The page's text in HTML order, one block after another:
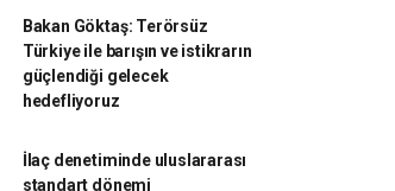
Bakan Göktaş: Terörsüz
Türkiye ile barışın ve istikrarın
güçlendiği gelecek
hedefliyoruz
İlaç denetiminde uluslararası
standart dönemi